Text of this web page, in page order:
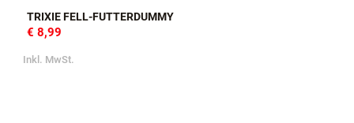
TRIXIE FELL-FUTTERDUMMY
€ 8,99
Inkl. MwSt.